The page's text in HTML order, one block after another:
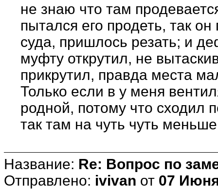
не знаю что там
пытался его продеть, так
суда, пришлось резать; и
муфту открутил, не
прикрутил, правда места
Только если в у меня
родной, потому что сходил
так там на чуть чуть
Название: Re: Вопрос по
Отправлено: ivivan от 07